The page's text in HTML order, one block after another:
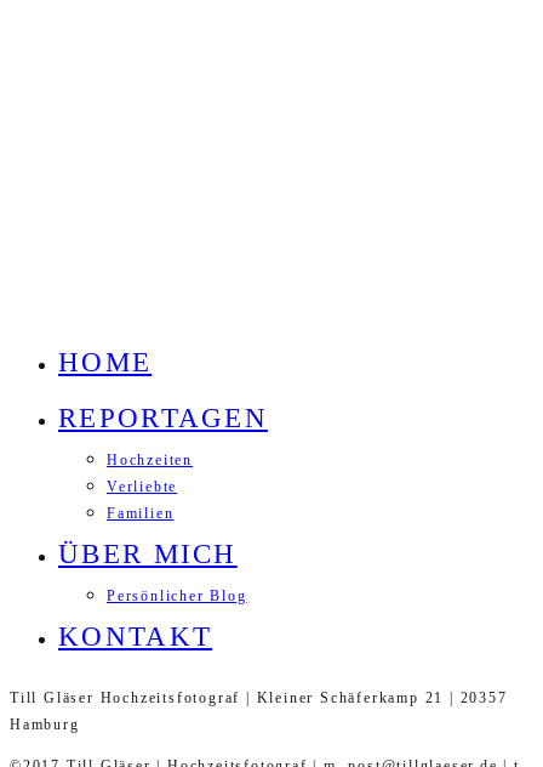
HOME
REPORTAGEN
Hochzeiten
Verliebte
Familien
ÜBER MICH
Persönlicher Blog
KONTAKT
Till Gläser Hochzeitsfotograf | Kleiner Schäferkamp 21 | 20357
Hamburg